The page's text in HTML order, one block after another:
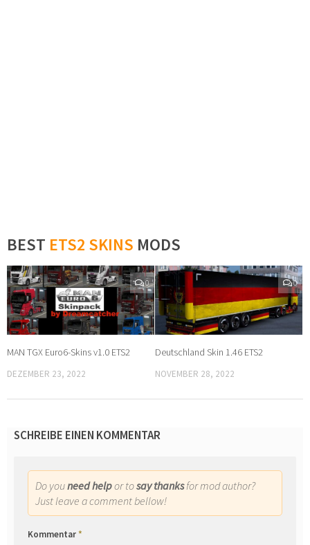
BEST ETS2 SKINS MODS
0
MAN TGX Euro6-Skins v1.0 ETS2
DEZEMBER 23, 2022
0
Deutschland Skin 1.46 ETS2
NOVEMBER 28, 2022
SCHREIBE EINEN KOMMENTAR
Do youneed helpor tosay thanksfor mod author?
Just leave a comment bellow!
Kommentar*